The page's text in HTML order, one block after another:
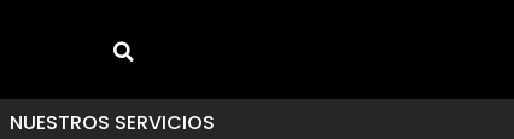
NUESTROS SERVICIOS